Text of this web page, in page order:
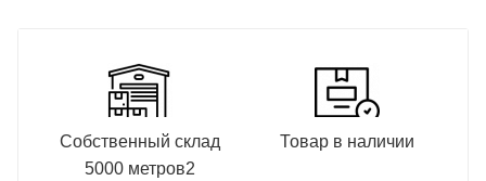
Собственный склад
5000 метров2
Товар в наличии